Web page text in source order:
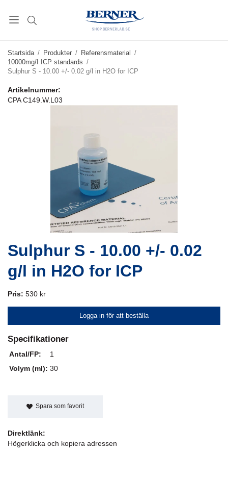
Startsida / Produkter / Referensmaterial /
10000mg/I ICP standards /
Sulphur S - 10.00 +/- 0.02 g/l in H2O for ICP
Artikelnummer:
CPA C149.W.L03
Sulphur S - 10.00 +/- 0.02
g/l in H2O for ICP
Pris: 530 kr
Logga in för att beställa
Specifikationer
Antal/FP:
1
Volym (ml): 30
Spara som favorit
Direktlänk:
Högerklicka och kopiera adressen